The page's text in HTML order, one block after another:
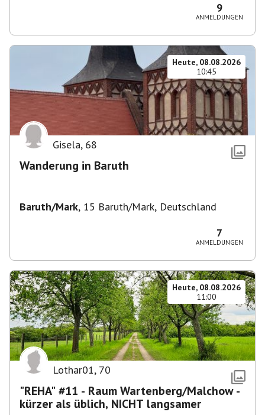
9
ANMELDUNGEN
Heute, 08.08.2026
10:45
Gisela, 68
Wanderung in Baruth
Baruth/Mark, 15 Baruth/Mark, Deutschland
7
ANMELDUNGEN
Heute, 08.08.2026
11:00
Lothar01, 70
"REHA" #11 - Raum Wartenberg/Malchow -
kürzer als üblich, NICHT langsamer